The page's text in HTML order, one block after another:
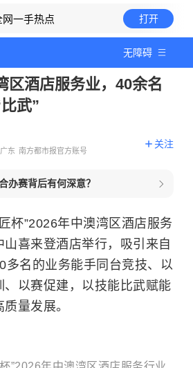
网一手热点 打开
无障碍
区酒店服务业，40余名
武”
广东 南方都市报官方账号
关注
办赛背后有何深意？
杯”2026年中澳湾区酒店服务
喜来登酒店举行，吸引来自
多名的业务能手同台竞技、以
、以赛促建，以技能比武赋能
量发展。